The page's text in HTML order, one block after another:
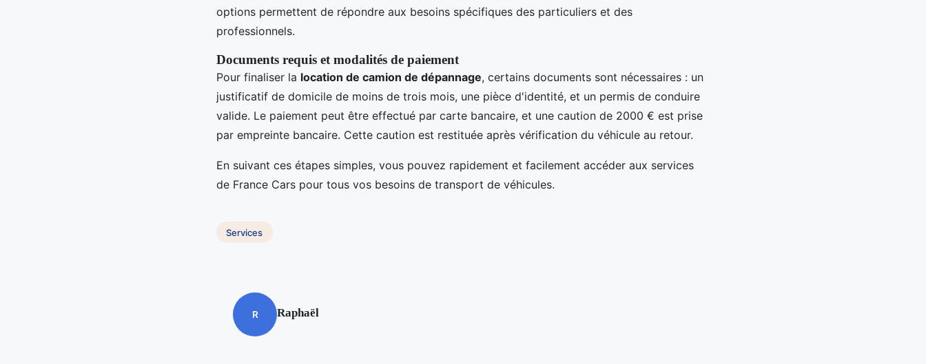
options permettent de répondre aux besoins spécifiques des particuliers et des
professionnels.
Documents requis et modalités de paiement
Pour finaliser la location de camion de dépannage, certains documents sont nécessaires : un
justificatif de domicile de moins de trois mois, une pièce d'identité, et un permis de conduire
valide. Le paiement peut être effectué par carte bancaire, et une caution de 2000 € est prise
par empreinte bancaire. Cette caution est restituée après vérification du véhicule au retour.
En suivant ces étapes simples, vous pouvez rapidement et facilement accéder aux services
de France Cars pour tous vos besoins de transport de véhicules.
Services
R Raphaël